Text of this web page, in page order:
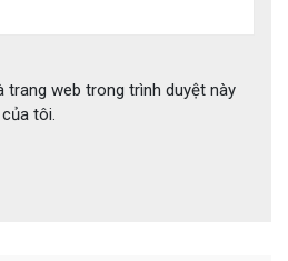
trang web trong trình duyệt này
tôi.